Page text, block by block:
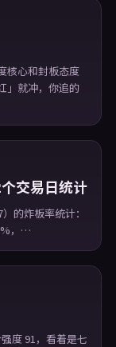
核心和封板态度
」就冲，你追的
交易日统计
的炸板率统计：
，…
度 91，看着是七